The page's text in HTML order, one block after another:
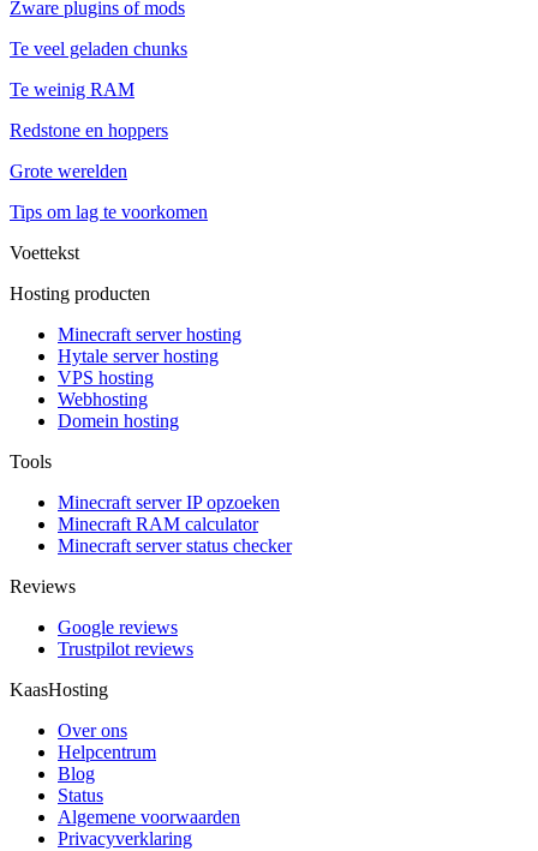
Zware plugins of mods
Te veel geladen chunks
Te weinig RAM
Redstone en hoppers
Grote werelden
Tips om lag te voorkomen
Voettekst
Hosting producten
Minecraft server hosting
Hytale server hosting
VPS hosting
Webhosting
Domein hosting
Tools
Minecraft server IP opzoeken
Minecraft RAM calculator
Minecraft server status checker
Reviews
Google reviews
Trustpilot reviews
KaasHosting
Over ons
Helpcentrum
Blog
Status
Algemene voorwaarden
Privacyverklaring